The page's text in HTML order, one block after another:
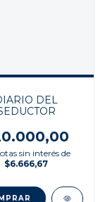
DEL
sin interés de
$6.666,67